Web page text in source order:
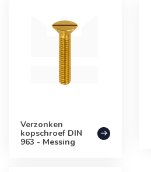
Verzonken
kopschroef DIN
963 - Messing